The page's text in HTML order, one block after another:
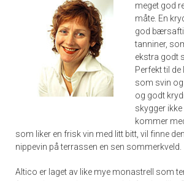
meget god
måte. En
god
tanniner,
ekstra godt
Perfekt til
som svin og
og godt
skygger
kommer
som liker en frisk vin med litt bitt, vil finne
nippevin på terrassen en sen sommerkveld.
Altico er laget av like mye monastrell som